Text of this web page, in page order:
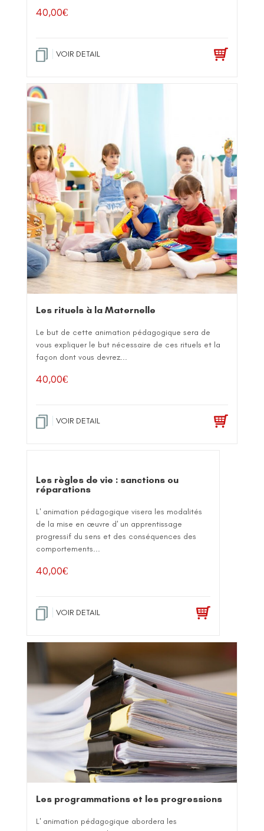
40,00€
VOIR DETAIL
Les rituels à la Maternelle
Le but de cette animation pédagogique sera de
vous expliquer le but nécessaire de ces rituels et la
façon dont vous devrez...
40,00€
VOIR DETAIL
Les règles de vie : sanctions ou
réparations
L' animation pédagogique visera les modalités
de la mise en œuvre d' un apprentissage
progressif du sens et des conséquences des
comportements...
40,00€
VOIR DETAIL
Les programmations et les progressions
L' animation pédagogique abordera les